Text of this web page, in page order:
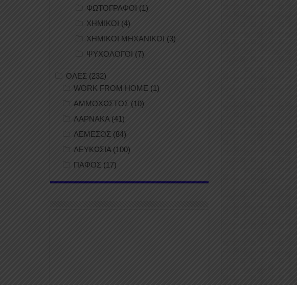
ΦΩΤΟΓΡΑΦΟΙ (1)
ΧΗΜΙΚΟΙ (4)
ΧΗΜΙΚΟΙ ΜΗΧΑΝΙΚΟΙ (3)
ΨΥΧΟΛΟΓΟΙ (7)
ΟΛΕΣ (232)
WORK FROM HOME (1)
ΑΜΜΟΧΩΣΤΟΣ (10)
ΛΑΡΝΑΚΑ (41)
ΛΕΜΕΣΟΣ (84)
ΛΕΥΚΩΣΙΑ(100)
ΠΑΦΟΣ (17)